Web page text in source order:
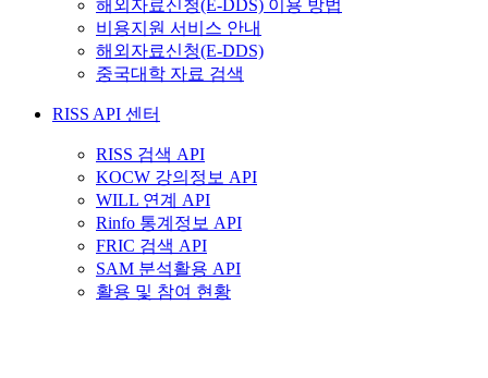
해외자료신청(E-DDS) 이용 방법
비용지원 서비스 안내
해외자료신청(E-DDS)
중국대학 자료 검색
RISS API 센터
RISS 검색 API
KOCW 강의정보 API
WILL 연계 API
Rinfo 통계정보 API
FRIC 검색 API
SAM 분석활용 API
활용 및 참여 현황